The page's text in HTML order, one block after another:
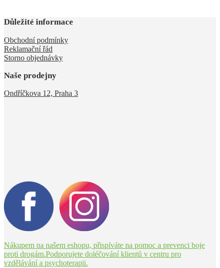
Důležité informace
Obchodní podmínky
Reklamační řád
Storno objednávky
Naše prodejny
Ondříčkova 12, Praha 3
Nákupem na našem eshopu, přispíváte na pomoc a prevenci boje
proti drogám.Podporujete doléčování klientů v centru pro
vzdělávání a psychoterapii.